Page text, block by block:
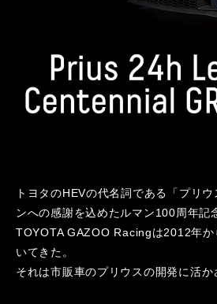
トヨタのHEVの代名詞である「プリ
ンへの感謝を込めたルマン100周年記
TOYOTA GAZOO Racingは2012年か
いてきた。
それは市販車のプリウスの開発に活か